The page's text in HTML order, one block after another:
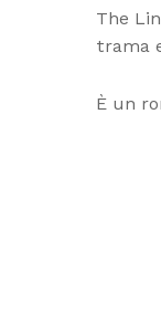
The
trama
È un